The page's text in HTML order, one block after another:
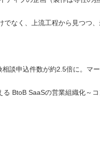
でなく、上流工程から見つつ
相談申込件数が約2.5倍に。マ
る BtoB SaaSの営業組織化～